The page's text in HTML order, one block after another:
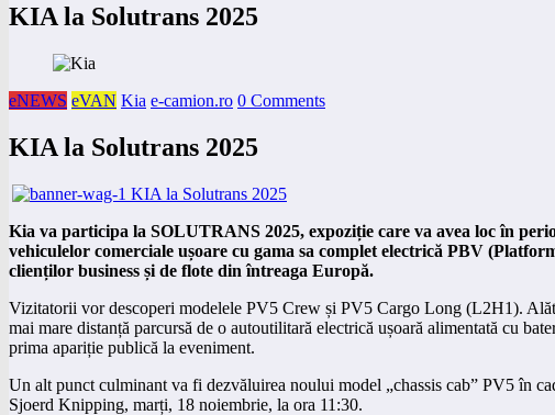
KIA la Solutrans 2025
eNEWS eVAN Kia e-camion.ro 0 Comments
KIA la Solutrans 2025
Kia va participa la SOLUTRANS 2025, expoziție care va avea loc în
vehiculelor comerciale ușoare cu gama sa complet electrică PBV
clienților business și de flote din întreaga Europă.
Vizitatorii vor descoperi modelele PV5 Crew și PV5 Cargo Long (L2H1).
mai mare distanță parcursă de o autoutilitară electrică ușoară alimentată cu
prima apariție publică la eveniment.
Un alt punct culminant va fi dezvăluirea noului model „chassis cab” PV5 în
Sjoerd Knipping, marți, 18 noiembrie, la ora 11:30.